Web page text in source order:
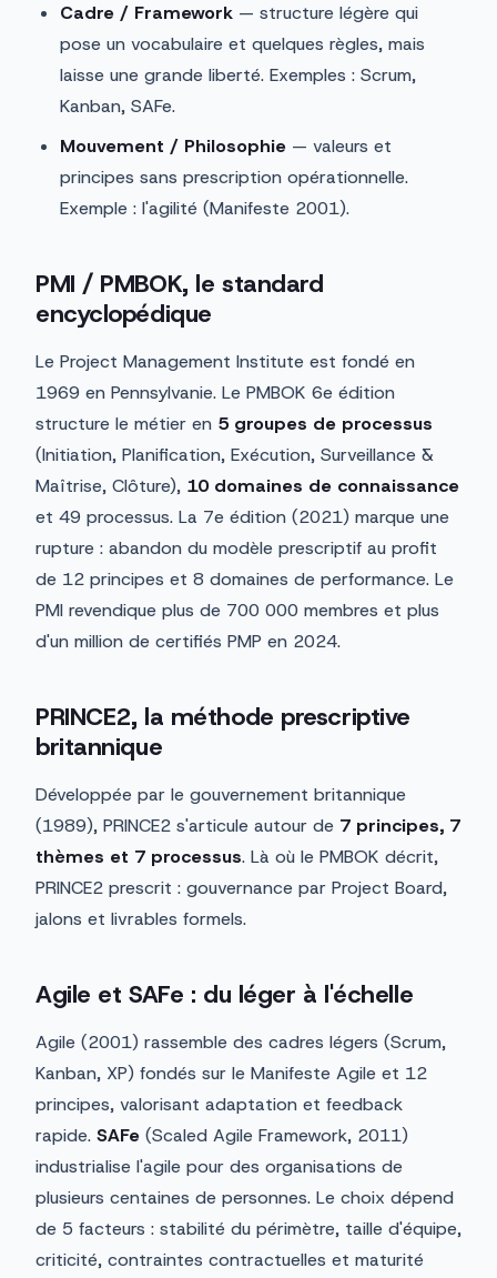
Cadre / Framework — structure légère qui
pose un vocabulaire et quelques règles, mais
laisse une grande liberté. Exemples : Scrum,
Kanban, SAFe.
Mouvement / Philosophie — valeurs et
principes sans prescription opérationnelle.
Exemple : l'agilité (Manifeste 2001).
PMI / PMBOK, le standard
encyclopédique
Le Project Management Institute est fondé en
1969 en Pennsylvanie. Le PMBOK 6e édition
structure le métier en 5 groupes de processus
(Initiation, Planification, Exécution, Surveillance &
Maîtrise, Clôture), 10 domaines de connaissance
et 49 processus. La 7e édition (2021) marque une
rupture : abandon du modèle prescriptif au profit
de 12 principes et 8 domaines de performance. Le
PMI revendique plus de 700 000 membres et plus
d'un million de certifiés PMP en 2024.
PRINCE2, la méthode prescriptive
britannique
Développée par le gouvernement britannique
(1989), PRINCE2 s'articule autour de 7 principes, 7
thèmes et 7 processus. Là où le PMBOK décrit,
PRINCE2 prescrit : gouvernance par Project Board,
jalons et livrables formels.
Agile et SAFe : du léger à l'échelle
Agile (2001) rassemble des cadres légers (Scrum,
Kanban, XP) fondés sur le Manifeste Agile et 12
principes, valorisant adaptation et feedback
rapide. SAFe (Scaled Agile Framework, 2011)
industrialise l'agile pour des organisations de
plusieurs centaines de personnes. Le choix dépend
de 5 facteurs : stabilité du périmètre, taille d'équipe,
criticité, contraintes contractuelles et maturité